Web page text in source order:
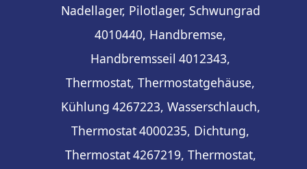
Nadellager, Pilotlager, Schwungrad
4010440, Handbremse,
Handbremsseil 4012343,
Thermostat, Thermostatgehäuse,
Kühlung 4267223, Wasserschlauch,
Thermostat4000235, Dichtung,
Thermostat4267219, Thermostat,